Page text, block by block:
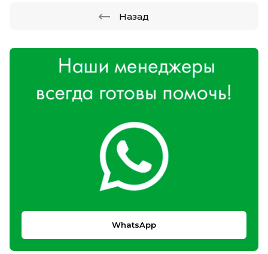
WhatsApp
Назад